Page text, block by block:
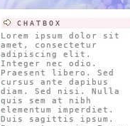
nulla.
CHATBOX
Lorem ipsum dolor sit
amet, consectetur
adipiscing elit.
Integer nec odio.
Praesent libero. Sed
cursus ante dapibus
diam. Sed nisi. Nulla
quis sem at nibh
elementum imperdiet.
Duis sagittis ipsum.